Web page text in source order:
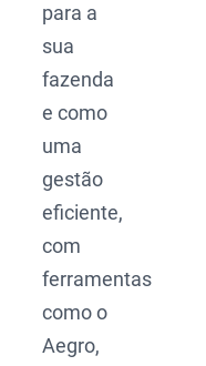
para a
sua
fazenda
e como
uma
gestão
eficiente,
com
ferramentas
como o
Aegro,